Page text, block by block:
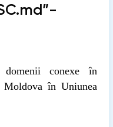
conexe în
în Uniunea